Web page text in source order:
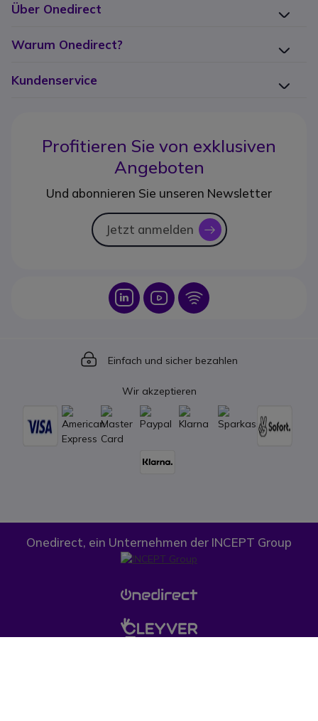
Über Onedirect
Warum Onedirect?
Kundenservice
Profitieren Sie von exklusiven
Angeboten
Und abonnieren Sie unseren Newsletter
Jetzt anmelden icon
Icon Icon Icon
Icon
Einfach und sicher bezahlen
Wir akzeptieren
Onedirect, ein Unternehmen der INCEPT Group